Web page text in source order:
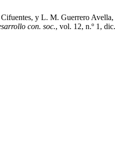
y L. M. Guerrero
con. soc., vol. 12, n.º 1,